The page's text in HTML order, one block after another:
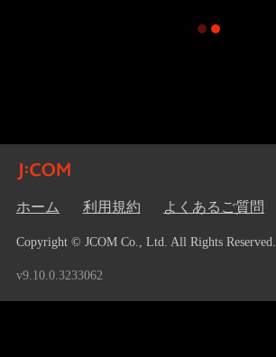
ホーム 利用規約 よくあるご質問
Copyright © JCOM Co., Ltd. All Rights Reserved.
v9.10.0.3233062